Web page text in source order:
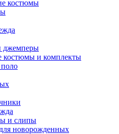
костюмы
джемперы
костюмы и комплекты
и слипы
новорожденных